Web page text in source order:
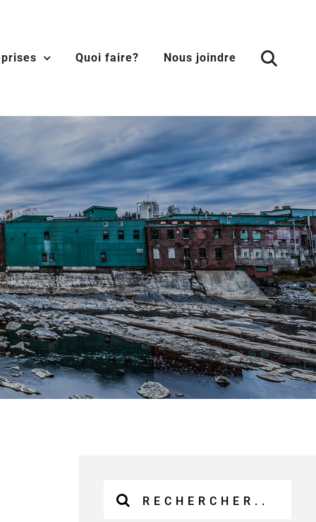
Quoi faire? Nous joindre
sur